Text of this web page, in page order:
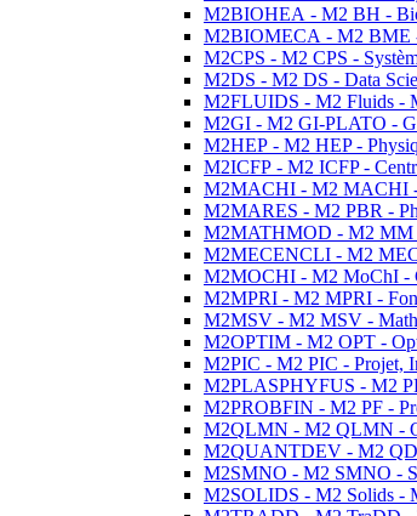
M2BIOHEA - M2 BH -
M2BIOMECA - M2 BME
M2CPS - M2 CPS -
M2DS - M2 DS - Data
M2FLUIDS - M2 Fluids -
M2GI - M2 GI-PLATO -
M2HEP - M2 HEP -
M2ICFP - M2 ICFP -
M2MACHI - M2 MACHI -
M2MARES - M2 PBR -
M2MATHMOD - M2 MM
M2MECENCLI - M2
M2MOCHI - M2 MoChI -
M2MPRI - M2 MPRI -
M2MSV - M2 MSV -
M2OPTIM - M2 OPT -
M2PIC - M2 PIC - Projet,
M2PLASPHYFUS - M2
M2PROBFIN - M2 PF -
M2QLMN - M2 QLMN -
M2QUANTDEV - M2 QD
M2SMNO - M2 SMNO -
M2SOLIDS - M2 Solids -